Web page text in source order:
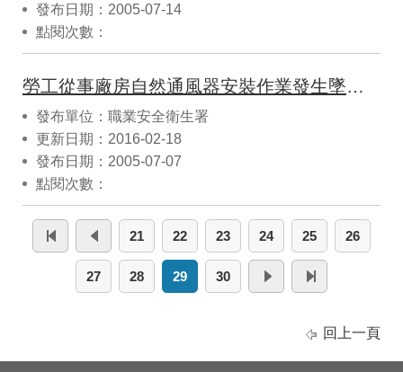
發布日期：2005-07-14
點閱次數：
勞工從事廠房自然通風器安裝作業發生墜落致死災害案
發布單位：職業安全衛生署
更新日期：2016-02-18
發布日期：2005-07-07
點閱次數：
21 22 23 24 25 26
27 28 29 30
回上一頁